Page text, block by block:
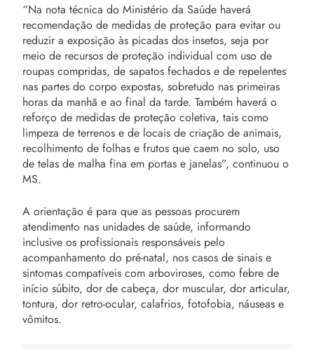
“Na nota técnica do Ministério da Saúde haverá
recomendação de medidas de proteção para evitar ou
reduzir a exposição às picadas dos insetos, seja por
meio de recursos de proteção individual com uso de
roupas compridas, de sapatos fechados e de repelentes
nas partes do corpo expostas, sobretudo nas primeiras
horas da manhã e ao final da tarde. Também haverá o
reforço de medidas de proteção coletiva, tais como
limpeza de terrenos e de locais de criação de animais,
recolhimento de folhas e frutos que caem no solo, uso
de telas de malha fina em portas e janelas”, continuou o
MS.
A orientação é para que as pessoas procurem
atendimento nas unidades de saúde, informando
inclusive os profissionais responsáveis pelo
acompanhamento do pré-natal, nos casos de sinais e
sintomas compatíveis com arboviroses, como febre de
início súbito, dor de cabeça, dor muscular, dor articular,
tontura, dor retro-ocular, calafrios, fotofobia, náuseas e
vômitos.